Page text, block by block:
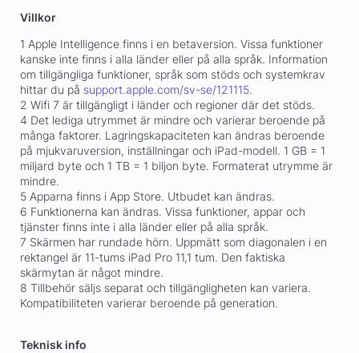
Villkor
1 Apple Intelligence finns i en betaversion. Vissa funktioner
kanske inte finns i alla länder eller på alla språk. Information
om tillgängliga funktioner, språk som stöds och systemkrav
hittar du på support.apple.com/sv-se/121115.
2 Wifi 7 är tillgängligt i länder och regioner där det stöds.
4 Det lediga utrymmet är mindre och varierar beroende på
många faktorer. Lagringskapaciteten kan ändras beroende
på mjukvaruversion, inställningar och iPad-modell. 1 GB = 1
miljard byte och 1 TB = 1 biljon byte. Formaterat utrymme är
mindre.
5 Apparna finns i App Store. Utbudet kan ändras.
6 Funktionerna kan ändras. Vissa funktioner, appar och
tjänster finns inte i alla länder eller på alla språk.
7 Skärmen har rundade hörn. Uppmätt som diagonalen i en
rektangel är 11-tums iPad Pro 11,1 tum. Den faktiska
skärmytan är något mindre.
8 Tillbehör säljs separat och tillgängligheten kan variera.
Kompatibiliteten varierar beroende på generation.
Teknisk info